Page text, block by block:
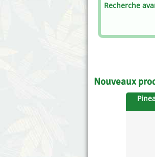
Recherche
Nouveaux